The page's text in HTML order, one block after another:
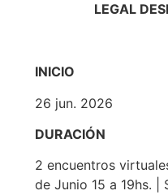
LEGAL
INICIO
26 jun. 2026
DURACIÓN
2 encuentros
de Junio 15 a 19hs. |